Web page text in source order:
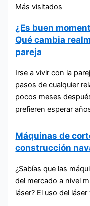
Más visitados
¿Es buen
Qué cambia
pareja
Irse a vivir con la
pasos de cualquier
pocos meses
prefieren esperar
Máquinas de
construcción
¿Sabías que las
del mercado a nivel
láser? El uso del